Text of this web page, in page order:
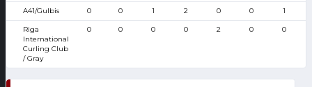
A41/Gulbis 0 0 1 2 0 0 1
Riga
International
Curling Club
/ Gray
0 0 0 0 2 0 0